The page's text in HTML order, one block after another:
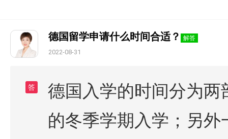
德国留学申请什么时间合适？ 解答
2022-08-31
答
德国入学的时间分为
的冬季学期入学；另